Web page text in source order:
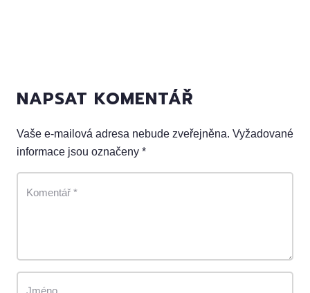
NAPSAT KOMENTÁŘ
Vaše e-mailová adresa nebude zveřejněna. Vyžadované
informace jsou označeny *